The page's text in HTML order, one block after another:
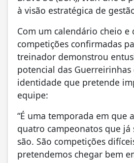
à visão estratégica de
Com um calendário cheio e
competições confirmadas
treinador demonstrou
potencial das
identidade que pretende
equipe:
“É uma temporada em que
quatro campeonatos que já
são. São competições
pretendemos chegar bem